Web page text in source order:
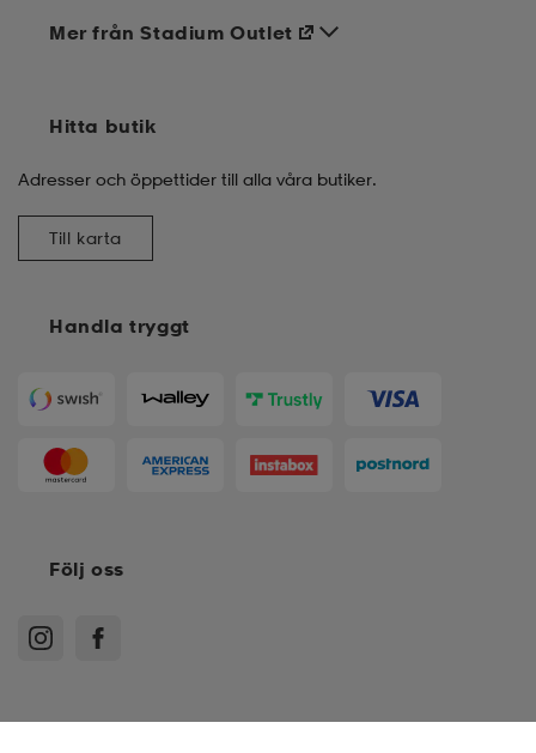
Handla tryggt
Mer från Stadium Outlet
Hitta butik
Adresser och öppettider till alla våra butiker.
Till karta
Följ oss